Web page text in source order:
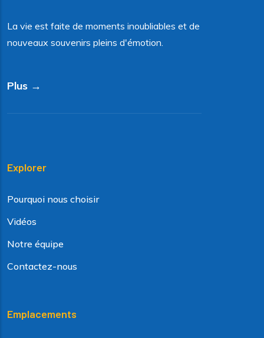
La vie est faite de moments inoubliables et de
nouveaux souvenirs pleins d'émotion.
Plus →
Explorer
Pourquoi nous choisir
Vidéos
Notre équipe
Contactez-nous
Emplacements